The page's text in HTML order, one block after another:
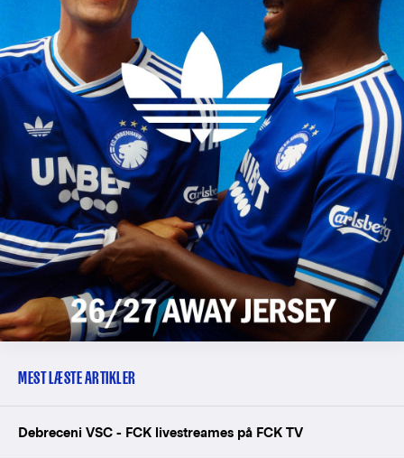
MEST LÆSTE ARTIKLER
Debreceni VSC - FCK livestreames på FCK TV